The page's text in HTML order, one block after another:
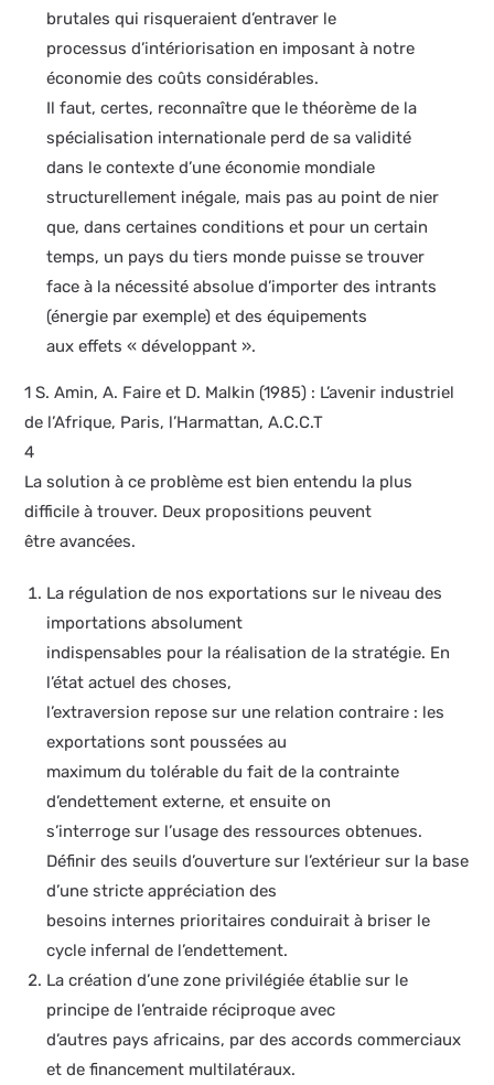
brutales qui risqueraient d’entraver le
processus d’intériorisation en imposant à notre
économie des coûts considérables.
Il faut, certes, reconnaître que le théorème de la
spécialisation internationale perd de sa validité
dans le contexte d’une économie mondiale
structurellement inégale, mais pas au point de nier
que, dans certaines conditions et pour un certain
temps, un pays du tiers monde puisse se trouver
face à la nécessité absolue d’importer des intrants
(énergie par exemple) et des équipements
aux effets « développant ».
1 S. Amin, A. Faire et D. Malkin (1985) : L’avenir industriel
de l’Afrique, Paris, l’Harmattan, A.C.C.T
4
La solution à ce problème est bien entendu la plus
difficile à trouver. Deux propositions peuvent
être avancées.
La régulation de nos exportations sur le niveau des
importations absolument
indispensables pour la réalisation de la stratégie. En
l’état actuel des choses,
l’extraversion repose sur une relation contraire : les
exportations sont poussées au
maximum du tolérable du fait de la contrainte
d’endettement externe, et ensuite on
s’interroge sur l’usage des ressources obtenues.
Définir des seuils d’ouverture sur l’extérieur sur la base
d’une stricte appréciation des
besoins internes prioritaires conduirait à briser le
cycle infernal de l’endettement.
La création d’une zone privilégiée établie sur le
principe de l’entraide réciproque avec
d’autres pays africains, par des accords commerciaux
et de financement multilatéraux.